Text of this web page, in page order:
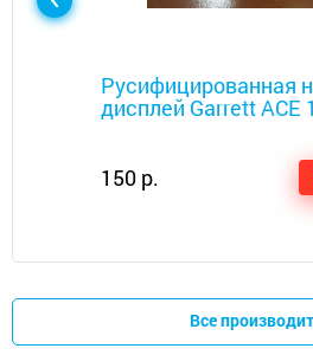
Русифицированная
дисплей Garrett ACE
150 р.
Все